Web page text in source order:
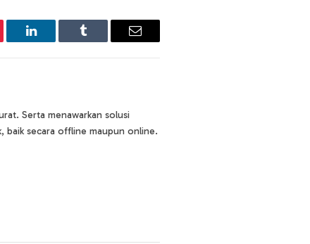
LinkedIn Tumblr Email
Serta menawarkan solusi
baik secara offline maupun online.